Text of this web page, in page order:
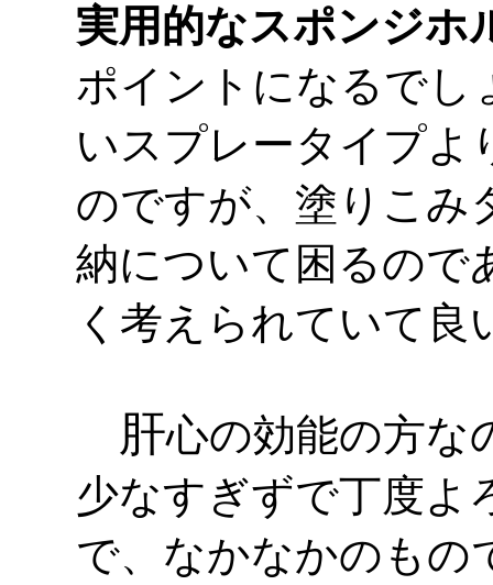
実用的なスポンジホ
ポイントになるでし
いスプレータイプよ
のですが、塗りこみ
納について困るので
く考えられていて良
肝心の効能の方な
少なすぎずで丁度よ
で、なかなかのもの